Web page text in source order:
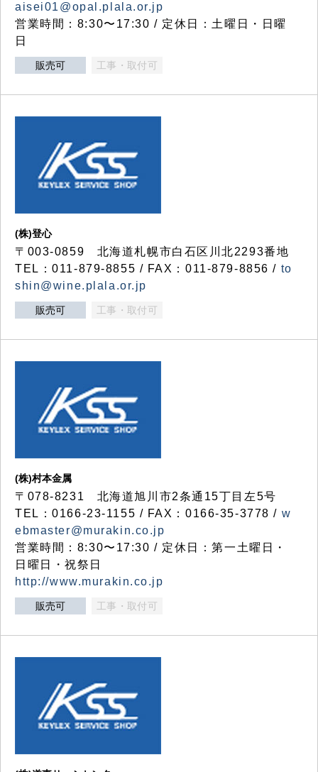
aisei01@opal.plala.or.jp
営業時間：8:30〜17:30 / 定休日：土曜日・日曜
日
販売可 工事・取付可
(株)登心
〒003-0859 北海道札幌市白石区川北2293番地
TEL：011-879-8855 / FAX：011-879-8856 / to
shin@wine.plala.or.jp
販売可 工事・取付可
(株)村本金属
〒078-8231 北海道旭川市2条通15丁目左5号
TEL：0166-23-1155 / FAX：0166-35-3778 / w
ebmaster@murakin.co.jp
営業時間：8:30〜17:30 / 定休日：第一土曜日・
日曜日・祝祭日
http://www.murakin.co.jp
販売可 工事・取付可